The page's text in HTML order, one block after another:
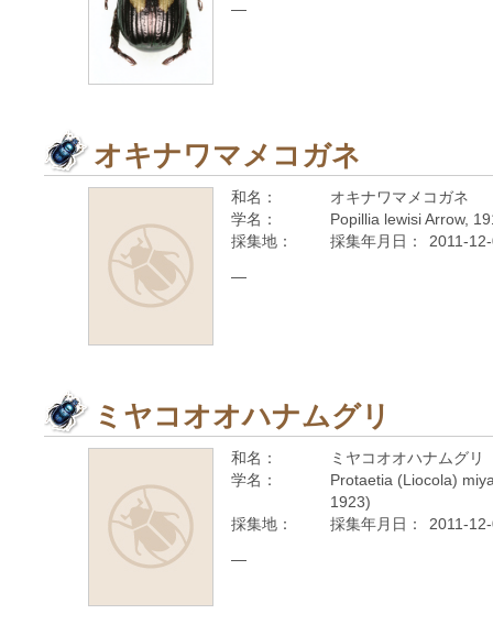
—
オキナワマメコガネ
和名：
オキナワマメコガネ
学名：
Popillia lewisi Arrow,
採集地：
採集年月日： 2011-
—
ミヤコオオハナムグリ
和名：
ミヤコオオハナムグリ
学名：
Protaetia (Liocola)
1923)
採集地：
採集年月日： 2011-
—